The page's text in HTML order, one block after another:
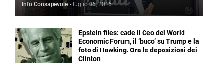
Info Consapevole - luglio 06, 2016
Epstein files: cade il Ceo del World
Economic Forum, il ‘buco’ su Trump e la
foto di Hawking. Ora le deposizioni dei
Clinton